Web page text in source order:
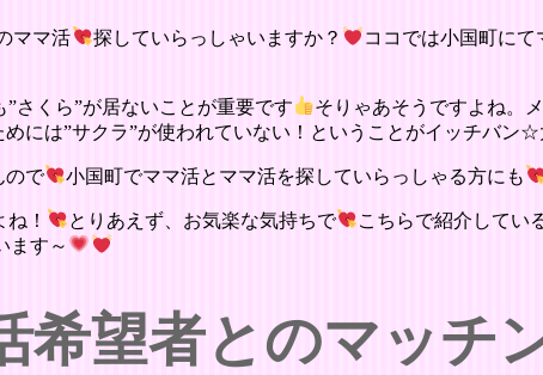
ママ活 探していらっしゃいますか？ ココでは小国町に
さくら”が居ないことが重要です そりゃあそうですよね。
には”サクラ”が使われていない！ということがイッチバン☆
ので 小国町でママ活とママ活を探していらっしゃる方にも
！ とりあえず、お気楽な気持ちで こちらで紹介してい
ます～
希望者とのマッチ